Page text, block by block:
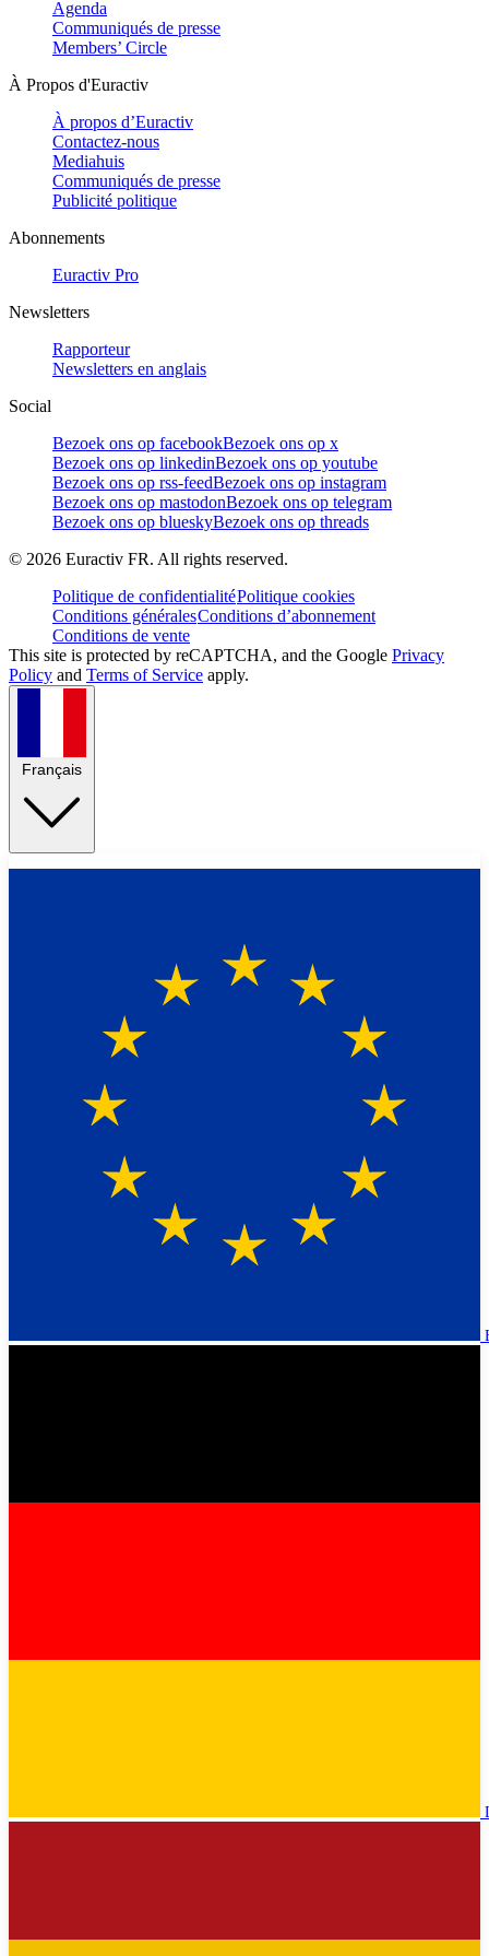
Agenda
Communiqués de presse
Members’ Circle
À Propos d'Euractiv
À propos d’Euractiv
Contactez-nous
Mediahuis
Communiqués de presse
Publicité politique
Abonnements
Euractiv Pro
Newsletters
Rapporteur
Newsletters en anglais
Social
Bezoek ons op facebookBezoek ons op x
Bezoek ons op linkedinBezoek ons op youtube
Bezoek ons op rss-feedBezoek ons op instagram
Bezoek ons op mastodonBezoek ons op telegram
Bezoek ons op blueskyBezoek ons op threads
© 2026 Euractiv FR. All rights reserved.
Politique de confidentialitéPolitique cookies
Conditions généralesConditions d’abonnement
Conditions de vente
This site is protected by reCAPTCHA, and the Google Privacy
Policy and Terms of Service apply.
Français